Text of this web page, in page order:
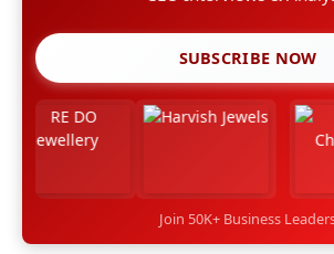
SUBSCRIBE NOW
Join 50K+ Business